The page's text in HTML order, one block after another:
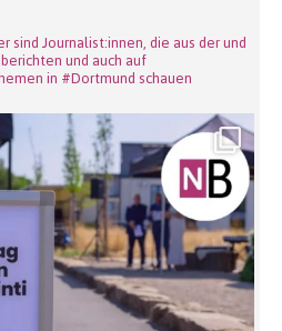
sind Journalist:innen, die aus der und
und auch auf
in #Dortmund schauen